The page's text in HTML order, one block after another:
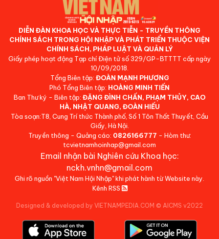
DIỄN ĐÀN KHOA HỌC VÀ THỰC TIỄN - TRUYỀN THÔNG
CHÍNH SÁCH TRONG HỘI NHẬP VÀ PHÁT TRIỂN THUỘC VIỆN
CHÍNH SÁCH, PHÁP LUẬT VÀ QUẢN LÝ
Giấy phép hoạt động Tạp chí Điện tử số 329/GP-BTTTT cấp ngày
10/09/2018.
Tổng Biên tập: ĐOÀN MẠNH PHƯƠNG
Phó Tổng Biên tập: HOÀNG MINH TIẾN
Ban Thư ký - Biên tập: ĐẶNG ĐÌNH CHẤN, PHẠM THỦY, CAO
HÀ, NHẬT QUANG, ĐOÀN HIẾU
Tòa soạn:T8, Cung Trí thức Thành phố, Số 1 Tôn Thất Thuyết, Cầu
Giấy, Hà Nội.
Truyền thông - Quảng cáo: 0826166777 - Hòm thư:
tcvietnamhoinhap@gmail.com
Email nhận bài Nghiên cứu Khoa học:
nckh.vnhn@gmail.com
Ghi rõ nguồn "Việt Nam Hội Nhập" khi phát hành từ Website này.
Kênh RSS
Designed & developed by VIETNAMPEDIA.COM © AICMS v2022